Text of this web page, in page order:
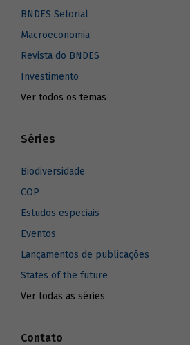
BNDES Setorial
Macroeconomia
Revista do BNDES
Investimento
Ver todos os temas
Séries
Biodiversidade
COP
Estudos especiais
Eventos
Lançamentos de publicações
States of the future
Ver todas as séries
Contato